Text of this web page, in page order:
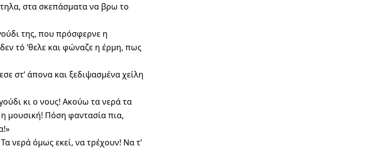
στα σκεπάσματα να βρω το
της, που πρόσφερνε η
τό ’θελε και φώναζε η έρμη, πως
στ’ άπονα και ξεδιψασμένα χείλη
κι ο νους! Ακούω τα νερά τα
μουσική! Πόση φαντασία πια,
νερά όμως εκεί, να τρέχουν! Να τ’